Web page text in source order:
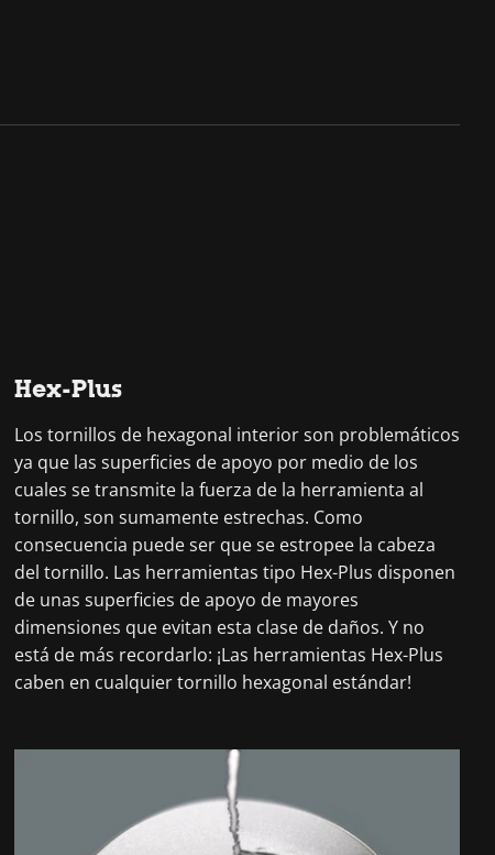
Hex-Plus
Los tornillos de hexagonal interior son problemáticos
ya que las superficies de apoyo por medio de los
cuales se transmite la fuerza de la herramienta al
tornillo, son sumamente estrechas. Como
consecuencia puede ser que se estropee la cabeza
del tornillo. Las herramientas tipo Hex-Plus disponen
de unas superficies de apoyo de mayores
dimensiones que evitan esta clase de daños. Y no
está de más recordarlo: ¡Las herramientas Hex-Plus
caben en cualquier tornillo hexagonal estándar!